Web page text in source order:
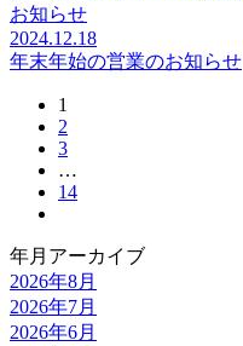
お知らせ
2024.12.18
年末年始の営業のお知らせ
1
2
3
…
14
年月アーカイブ
2026年8月
2026年7月
2026年6月